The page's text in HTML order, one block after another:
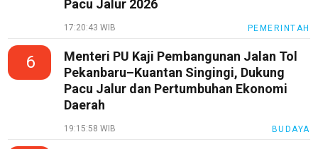
Pacu Jalur 2026
17:20:43 WIB PEMERINTAH
6
Menteri PU Kaji Pembangunan Jalan Tol
Pekanbaru–Kuantan Singingi, Dukung
Pacu Jalur dan Pertumbuhan Ekonomi
Daerah
19:15:58 WIB BUDAYA